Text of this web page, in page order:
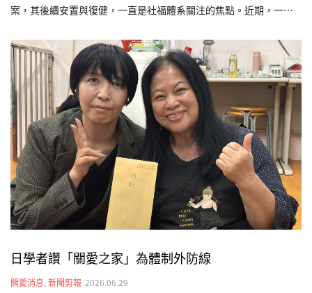
案，其後續安置與復健，一直是社福體系關注的焦點。近期，一名
台灣關愛基金會（關愛之家）介入後終於看見曙光。歷時長達三年
的早期療育介入，從原本完全無法翻身，如今已能靠雙手撐地抬頭
並短暫坐正，展現生命韌性，也為重度腦傷兒的早療介入樹立成功
範例。球球剛來到關愛之家時，除了不當對待造成的腦傷外，還伴
隨嚴重的發展遲緩。當時的他缺乏對外連結的能力，不會翻身、極
少發出聲音，多數時間只能靜靜躺在床上。照顧團隊隨即連結外部
資源，為其規劃個人化的早期療育計畫，結合物理、語言及職能治
療，…
日學者讚「關愛之家」為體制外防線
關愛消息, 新聞剪報 2026.06.29